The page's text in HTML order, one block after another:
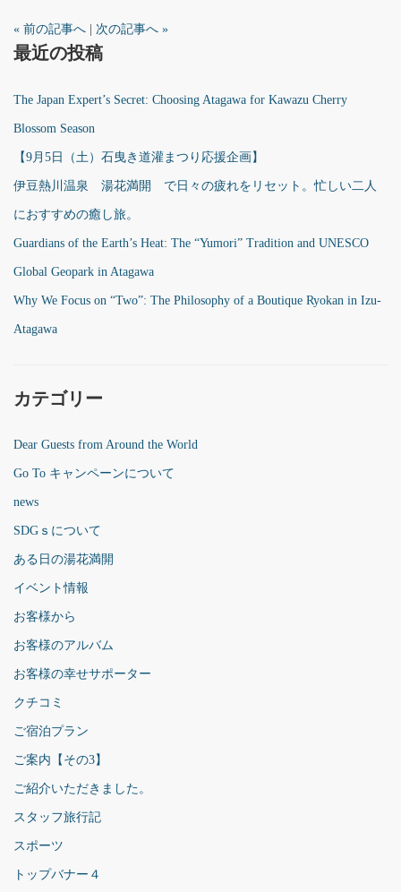
« 前の記事へ 次の記事へ »
最近の投稿
The Japan Expert’s Secret: Choosing Atagawa for Kawazu Cherry
Blossom Season
【9月5日（土）石曳き道灌まつり応援企画】
伊豆熱川温泉 湯花満開 で日々の疲れをリセット。忙しい二人
におすすめの癒し旅。
Guardians of the Earth’s Heat: The “Yumori” Tradition and UNESCO
Global Geopark in Atagawa
Why We Focus on “Two”: The Philosophy of a Boutique Ryokan in Izu-
Atagawa
カテゴリー
Dear Guests from Around the World
Go To キャンペーンについて
news
SDGｓについて
ある日の湯花満開
イベント情報
お客様から
お客様のアルバム
お客様の幸せサポーター
クチコミ
ご宿泊プラン
ご案内【その3】
ご紹介いただきました。
スタッフ旅行記
スポーツ
トップバナー４